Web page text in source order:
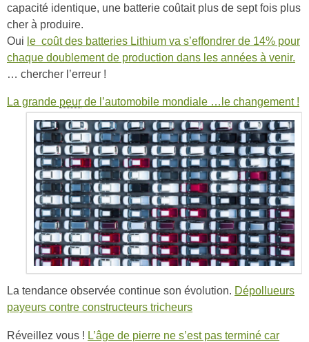
capacité identique, une batterie coûtait plus de sept fois plus
cher à produire.
Oui le coût des batteries Lithium va s’effondrer de 14% pour
chaque doublement de production dans les années à venir.
… chercher l’erreur !
La grande peur de l’automobile mondiale …le changement !
La tendance observée continue son évolution. Dépollueurs
payeurs contre constructeurs tricheurs
Réveillez vous ! L’âge de pierre ne s’est pas terminé car